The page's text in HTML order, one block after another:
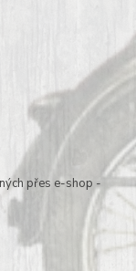
přes e-shop -